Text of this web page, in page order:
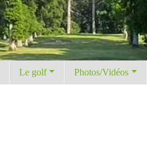
Le golf Photos/Vidéos